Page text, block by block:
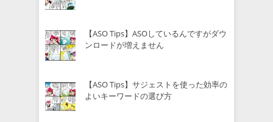
【ASO Tips】ASOしているんですがダウ
ンロードが増えません
【ASO Tips】サジェストを使った効率の
よいキーワードの選び方